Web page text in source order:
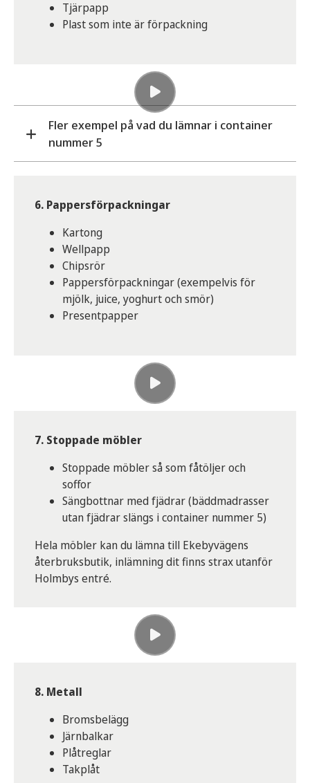
Tjärpapp
Plast som inte är förpackning
Fler exempel på vad du lämnar i container
nummer 5
Bäddmadrasser
Böcker
Frigolitisolering
Invasiva växter (OBS! I ihopknuten säck)
Kuddar
Mattor (plast och tyg)
Paketsnören
Plasthjälmar
Slangar i plast eller gummi
Täcken
Vattenkannor
6. Pappersförpackningar
Kartong
Wellpapp
Chipsrör
Pappersförpackningar (exempelvis för
mjölk, juice, yoghurt och smör)
Presentpapper
7. Stoppade möbler
Stoppade möbler så som fåtöljer och
soffor
Sängbottnar med fjädrar (bäddmadrasser
utan fjädrar slängs i container nummer 5)
Hela möbler kan du lämna till Ekebyvägens
återbruksbutik, inlämning dit finns strax utanför
Holmbys entré.
8. Metall
Bromsbelägg
Järnbalkar
Plåtreglar
Takplåt